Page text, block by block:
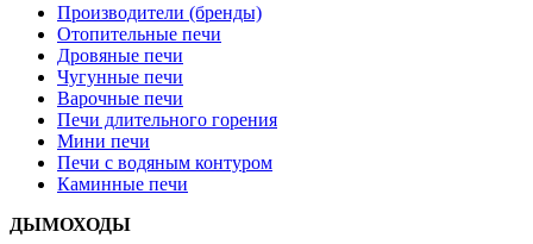
Производители (бренды)
Отопительные печи
Дровяные печи
Чугунные печи
Варочные печи
Печи длительного горения
Мини печи
Печи с водяным контуром
Каминные печи
ДЫМОХОДЫ